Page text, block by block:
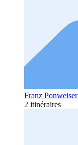
Franz Ponweiser
2 itinéraires